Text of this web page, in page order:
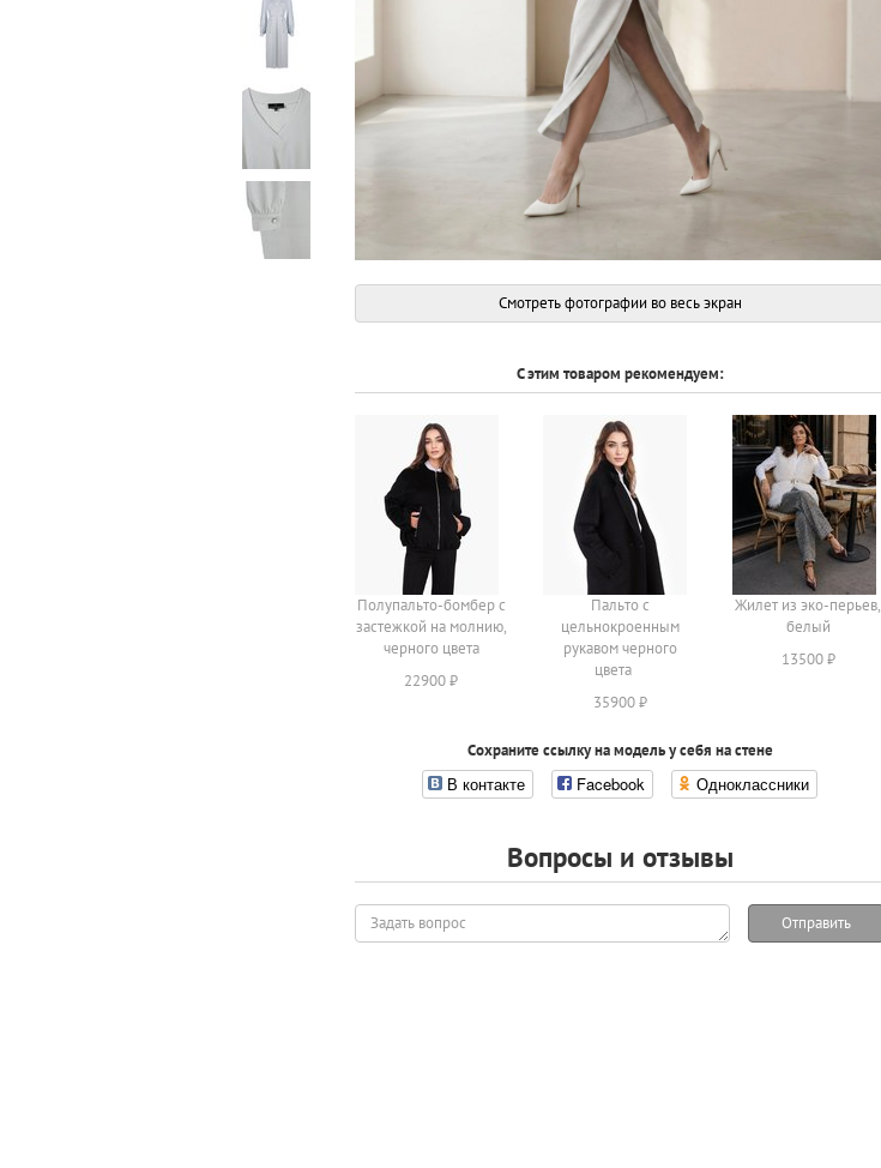
Смотреть фотографии во весь экран
С этим товаром рекомендуем:
Полупальто-бомбер с
застежкой на молнию,
черного цвета
22900 ₽
Пальто с
цельнокроенным
рукавом черного
цвета
35900 ₽
Жилет из эко-перьев,
белый
13500 ₽
Сохраните ссылку на модель у себя на стене
В контакте Facebook Одноклассники
Вопросы и отзывы
Задать
вопрос
Отправить